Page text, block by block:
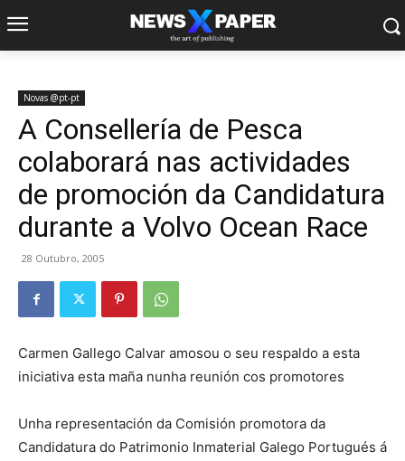
Novas @pt-pt
A Consellería de Pesca
colaborará nas actividades
de promoción da Candidatura
durante a Volvo Ocean Race
28 Outubro, 2005
Carmen Gallego Calvar amosou o seu respaldo a esta
iniciativa esta maña nunha reunión cos promotores
Unha representación da Comisión promotora da
Candidatura do Patrimonio Inmaterial Galego Portugués á